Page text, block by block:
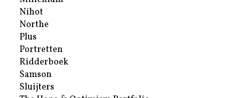
Nihot
Northe
Plus
Portretten
Ridderboek
Samson
Sluijters